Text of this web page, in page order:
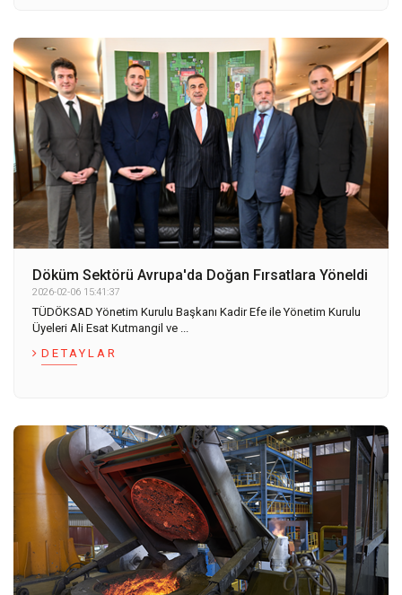
Döküm Sektörü Avrupa'da Doğan Fırsatlara Yöneldi
2026-02-06 15:41:37
TÜDÖKSAD Yönetim Kurulu Başkanı Kadir Efe ile Yönetim Kurulu
Üyeleri Ali Esat Kutmangil ve ...
DETAYLAR